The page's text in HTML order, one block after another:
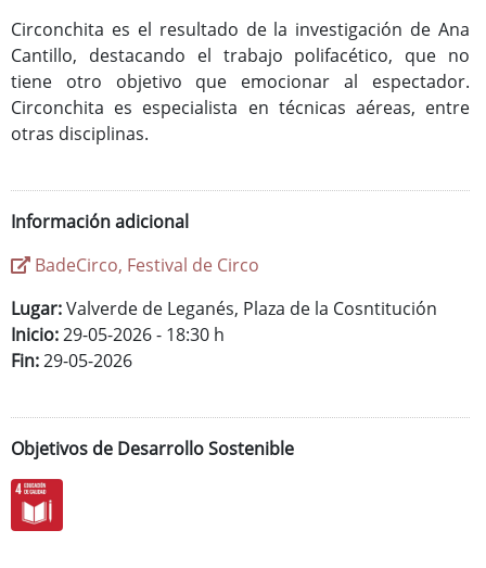
Programas Culturales
Circonchita es el resultado de la investigación de Ana
Cantillo, destacando el trabajo polifacético, que no
tiene otro objetivo que emocionar al espectador.
Circonchita es especialista en técnicas aéreas, entre
otras disciplinas.
Información adicional
BadeCirco, Festival de Circo
Lugar:Valverde de Leganés, Plaza de la Cosntitución
Inicio:29-05-2026 - 18:30 h
Fin:29-05-2026
Objetivos de Desarrollo Sostenible